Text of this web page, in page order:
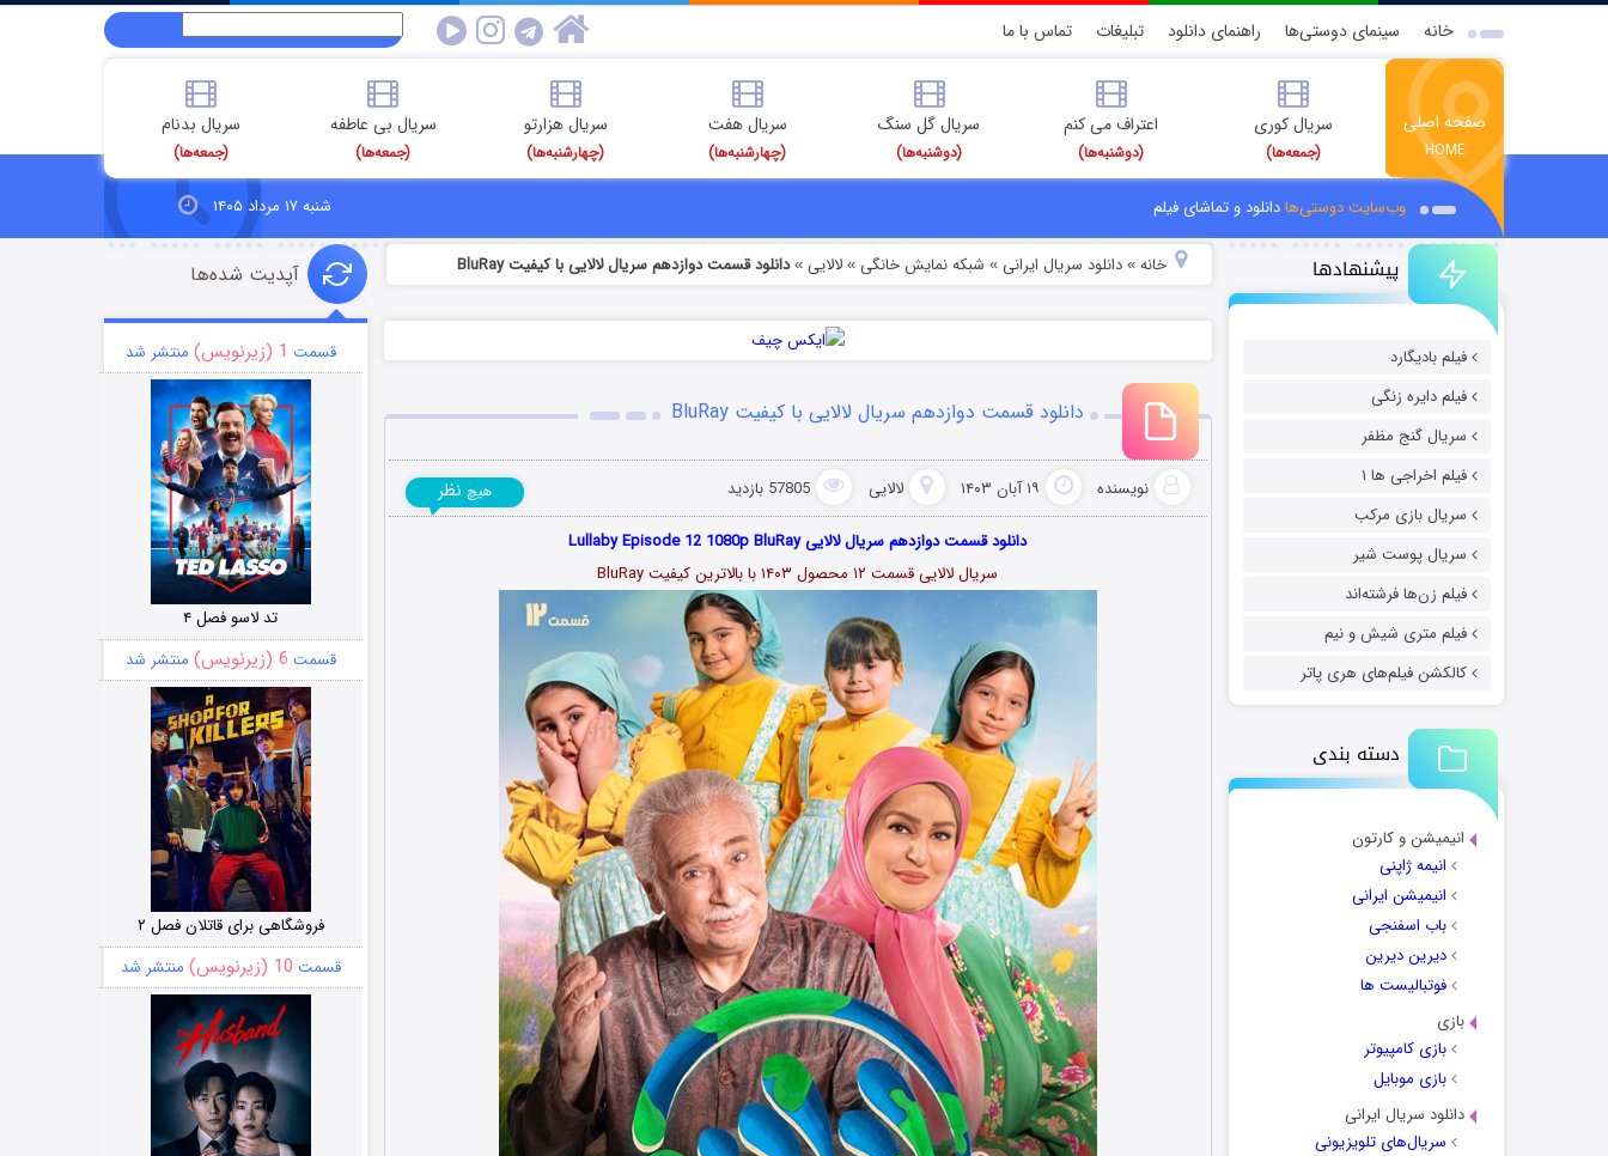
خانه سینمای دوستی‌ها راهنمای دانلود تبلیغات تماس با ما
صفحه اصلی
HOME
سریال کوری
(جمعه‌ها)
اعتراف می کنم
(دوشنبه‌ها)
سریال گل سنگ
(دوشنبه‌ها)
سریال هفت
(چهارشنبه‌ها)
سریال هزارتو
(چهارشنبه‌ها)
سریال بی عاطفه
(جمعه‌ها)
سریال بدنام
(جمعه‌ها)
وب‌سایت دوستی‌هادانلود و تماشای فیلم شنبه ۱۷ مرداد ۱۴۰۵
پیشنهادها
فیلم بادیگارد
فیلم دایره زنگی
سریال گنج مظفر
فیلم اخراجی ها ۱
سریال بازی مرکب
سریال پوست شیر
فیلم زن‌ها فرشته‌اند
فیلم متری شیش و نیم
کالکشن فیلم‌های هری پاتر
دسته بندی
انیمیشن و کارتون
انیمه ژاپنی
انیمیشن ایرانی
باب اسفنجی
دیرین دیرین
فوتبالیست ها
بازی
بازی کامپیوتر
بازی موبایل
دانلود سریال ایرانی
سریال‌های تلویزیونی
خانه» دانلود سریال ایرانی » شبکه نمایش خانگی » لالایی »دانلود قسمت دوازدهم سریال لالایی با کیفیت BluRay
دانلود قسمت دوازدهم سریال لالایی با کیفیت BluRay
نویسنده ۱۹ آبان ۱۴۰۳ لالایی 57805 بازدید هیچ نظر
دانلود قسمت دوازدهم سریال لالایی Lullaby Episode 12 1080p BluRay
سریال لالایی قسمت ۱۲ محصول ۱۴۰۳ با بالاترین کیفیت BluRay
آپدیت شده‌ها
قسمت 1 (زیرنویس) منتشر شد
تد لاسو فصل ۴
قسمت 6 (زیرنویس) منتشر شد
فروشگاهی برای قاتلان فصل ۲
قسمت 10 (زیرنویس) منتشر شد